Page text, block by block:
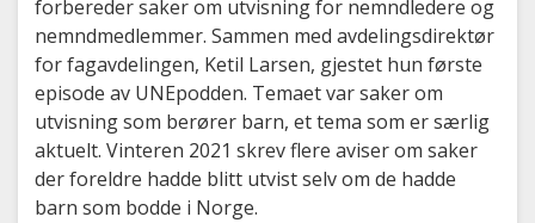
forbereder saker om utvisning for nemndledere og
nemndmedlemmer. Sammen med avdelingsdirektør
for fagavdelingen, Ketil Larsen, gjestet hun første
episode av UNEpodden. Temaet var saker om
utvisning som berører barn, et tema som er særlig
aktuelt. Vinteren 2021 skrev flere aviser om saker
der foreldre hadde blitt utvist selv om de hadde
barn som bodde i Norge.